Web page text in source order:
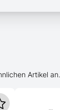
Artikel an.